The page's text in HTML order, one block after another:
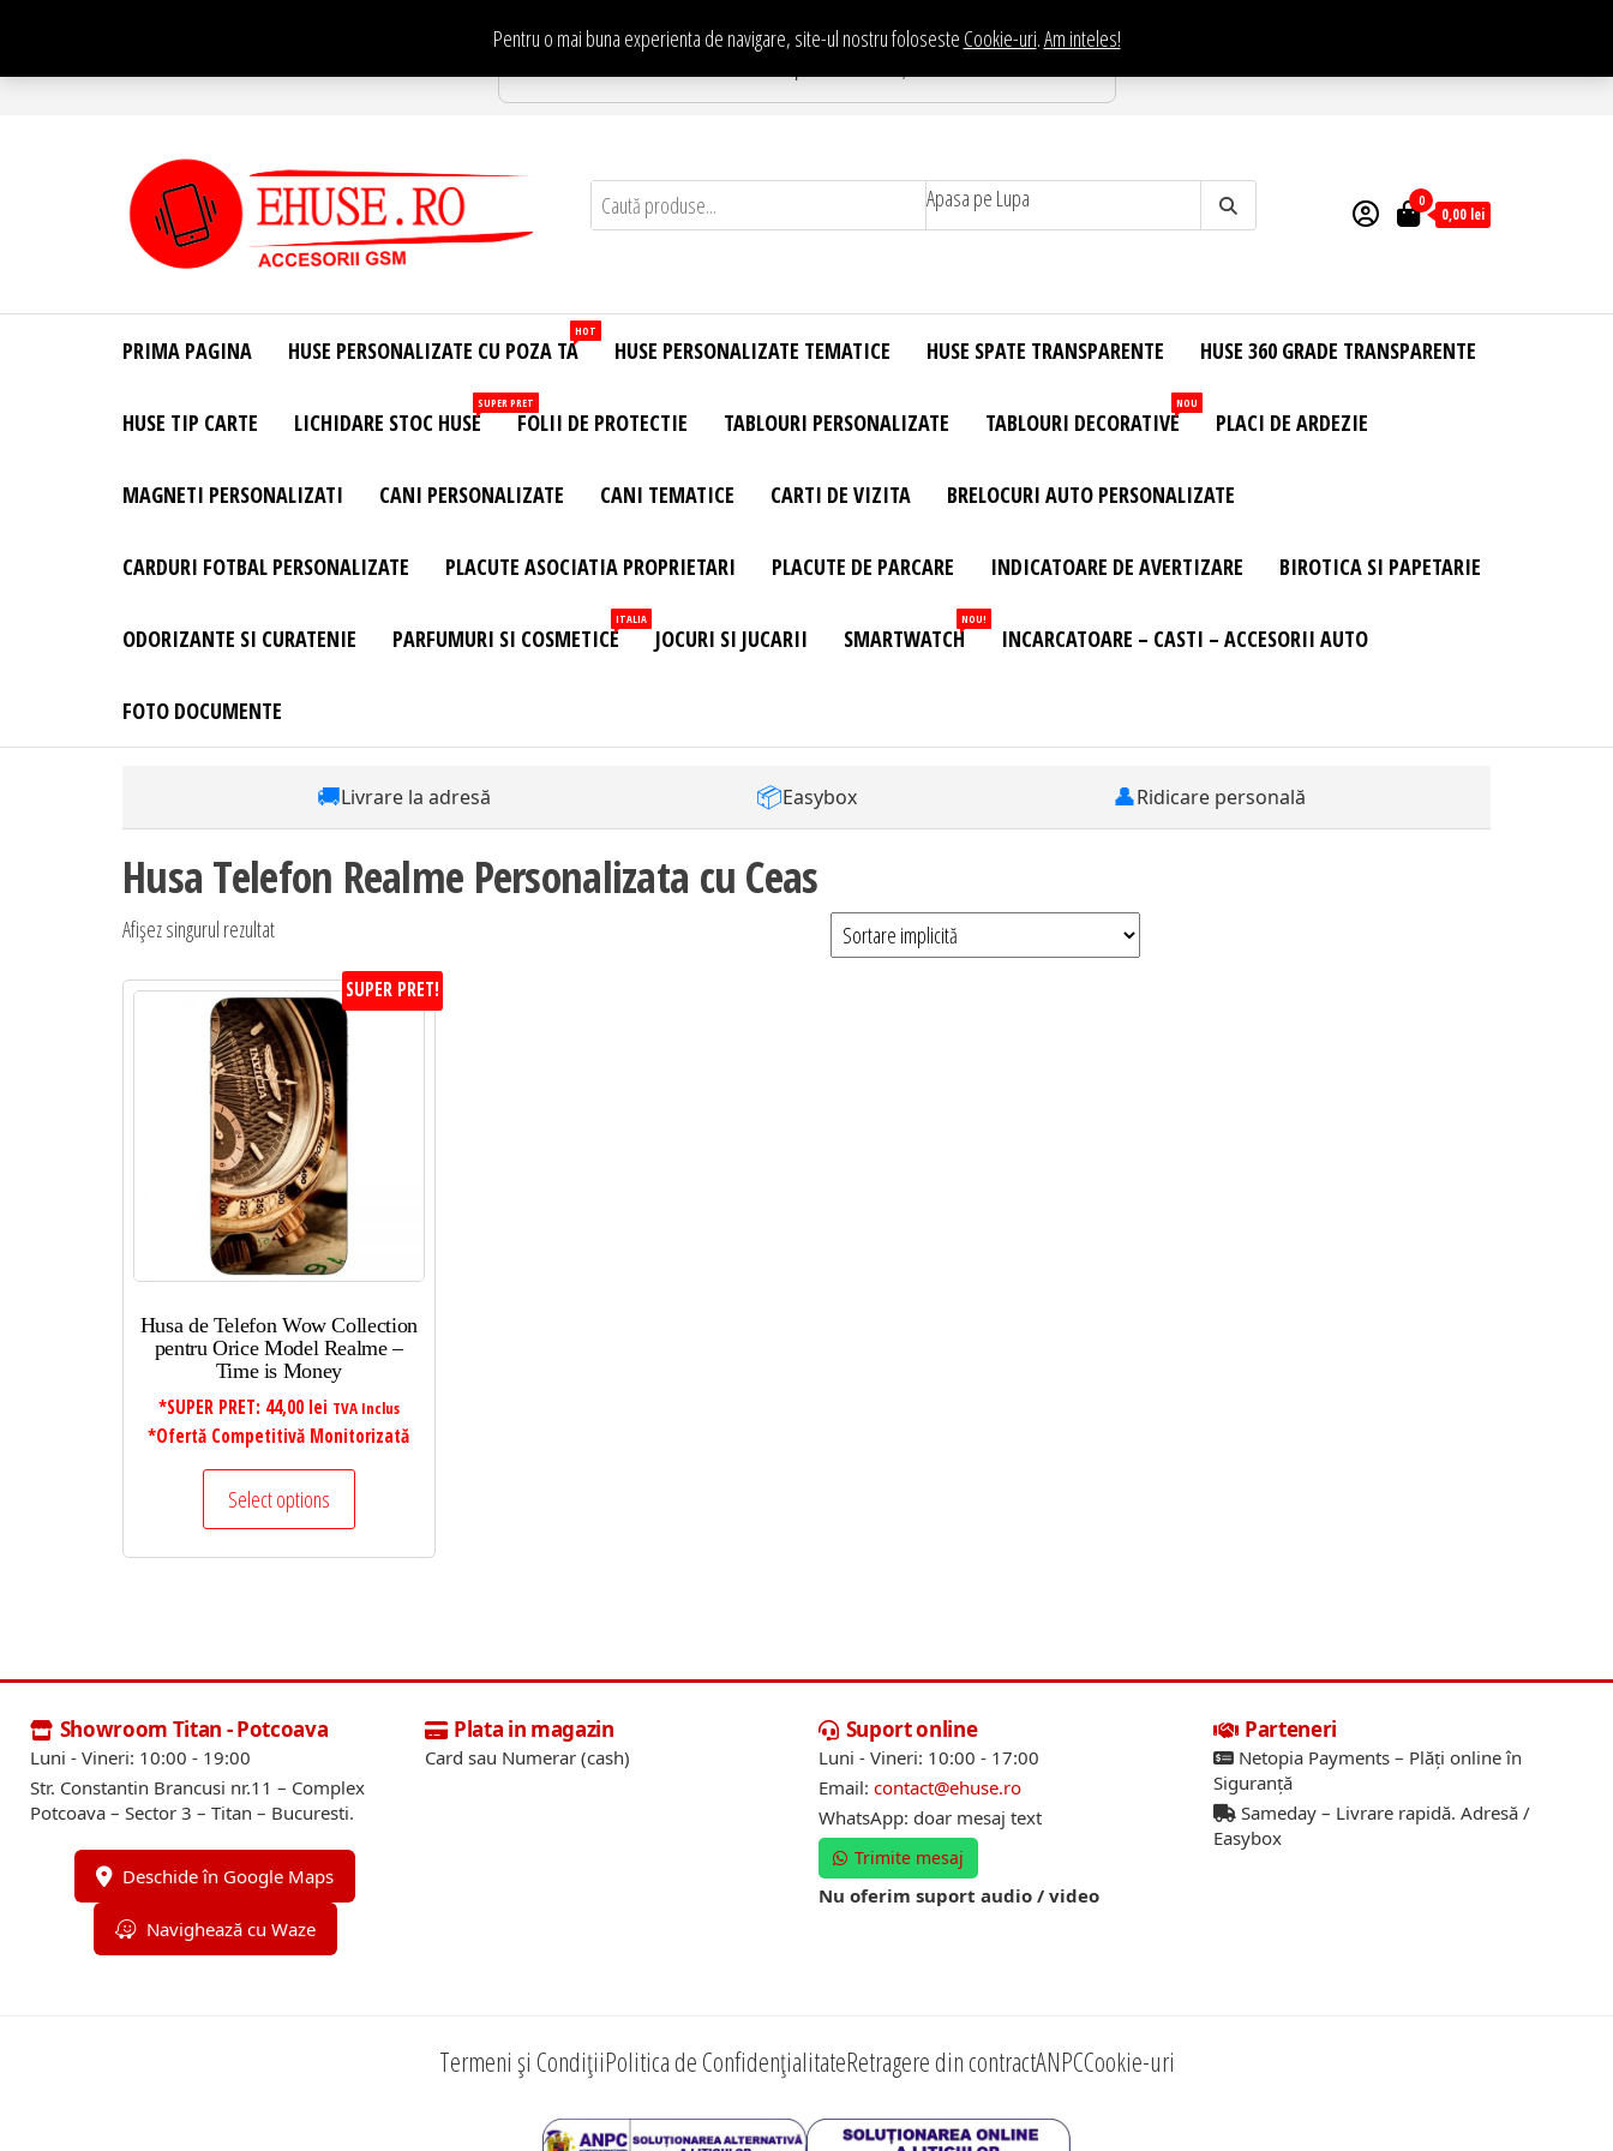
conținut
Pentru o mai buna experienta de navigare, site-ul nostru foloseste Cookie-uri.Am inteles!
Te asteptam in Showroom eHuse.ro
Site Oficial .
Huse
Personalizate
Huse
Personalizate
Telefon –
– Accesorii
Apasa pe Lupa 0
0,00 lei
PRIMA PAGINA HUSE PERSONALIZATE CU POZA TA
HOT
HUSE PERSONALIZATE TEMATICE HUSE SPATE TRANSPARENTE HUSE 360 GRADE TRANSPARENTE
HUSE TIP CARTE LICHIDARE STOC HUSE
SUPER PRET
FOLII DE PROTECTIE TABLOURI PERSONALIZATE TABLOURI DECORATIVE
NOU
PLACI DE ARDEZIE
MAGNETI PERSONALIZATI CANI PERSONALIZATE CANI TEMATICE CARTI DE VIZITA BRELOCURI AUTO PERSONALIZATE
CARDURI FOTBAL PERSONALIZATE PLACUTE ASOCIATIA PROPRIETARI PLACUTE DE PARCARE INDICATOARE DE AVERTIZARE BIROTICA SI PAPETARIE
ODORIZANTE SI CURATENIE PARFUMURI SI COSMETICE
ITALIA
JOCURI SI JUCARII SMARTWATCH
NOU!
INCARCATOARE – CASTI – ACCESORII AUTO
FOTO DOCUMENTE
🚚Livrare la adresă 📦Easybox 👤Ridicare personală
Husa Telefon Realme Personalizata cu Ceas
Afișez singurul rezultat
SUPER PRET!
Husa de Telefon Wow Collection
pentru Orice Model Realme –
Time is Money
*SUPER PRET: 44,00 lei TVA Inclus
*Ofertă Competitivă Monitorizată
Select options
Showroom Titan - Potcoava
Luni - Vineri: 10:00 - 19:00
Str. Constantin Brancusi nr.11 – Complex
Potcoava – Sector 3 – Titan – Bucuresti.
Deschide în Google Maps
Navighează cu Waze
Plata in magazin
Card sau Numerar (cash)
Suport online
Luni - Vineri: 10:00 - 17:00
Email: contact@ehuse.ro
WhatsApp: doar mesaj text
Trimite mesaj
Nu oferim suport audio / video
Parteneri
Netopia Payments – Plăți online în
Siguranță
Sameday – Livrare rapidă. Adresă /
Easybox
Termeni și CondițiiPolitica de ConfidențialitateRetragere din contractANPCCookie-uri